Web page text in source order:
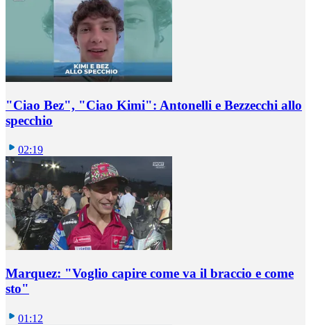
"Ciao Bez", "Ciao Kimi": Antonelli e Bezzecchi allo
specchio
02:19
Marquez: "Voglio capire come va il braccio e come
sto"
01:12